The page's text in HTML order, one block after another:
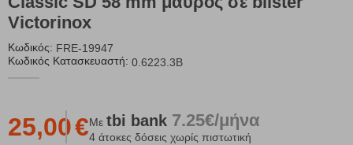
Victorinox
Κωδικός: FRE-19947
Κωδικός Κατασκευαστή: 0.6223.3B
25,00€Με tbi bank 7.25€/μήνα
4 άτοκες δόσεις χωρίς πιστωτική